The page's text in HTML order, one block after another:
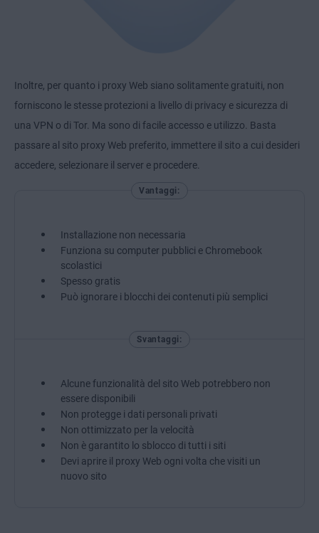
Inoltre, per quanto i proxy Web siano solitamente gratuiti, non
forniscono le stesse protezioni a livello di privacy e sicurezza di
una VPN o di Tor. Ma sono di facile accesso e utilizzo. Basta
passare al sito proxy Web preferito, immettere il sito a cui desideri
accedere, selezionare il server e procedere.
Vantaggi:
Installazione non necessaria
Funziona su computer pubblici e Chromebook
scolastici
Spesso gratis
Può ignorare i blocchi dei contenuti più semplici
Svantaggi:
Alcune funzionalità del sito Web potrebbero non
essere disponibili
Non protegge i dati personali privati
Non ottimizzato per la velocità
Non è garantito lo sblocco di tutti i siti
Devi aprire il proxy Web ogni volta che visiti un
nuovo sito